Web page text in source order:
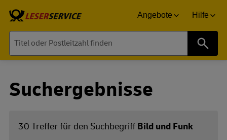
Angebote Hilfe
Suchergebnisse
30 Treffer für den SuchbegriffBild und Funk